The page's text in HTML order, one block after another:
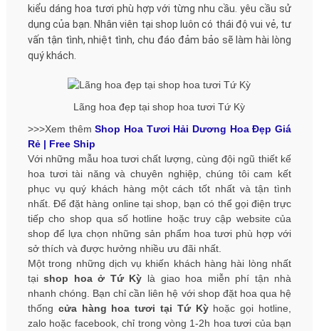
kiểu dáng hoa tươi phù hợp với từng nhu cầu. yêu cầu sử
dụng của bạn. Nhân viên tại shop luôn có thái độ vui vẻ, tư
vấn tận tình, nhiệt tình, chu đáo đảm bảo sẽ làm hài lòng
quý khách.
Lãng hoa đẹp tại shop hoa tươi Tứ Kỳ
>>>Xem thêmShop Hoa Tươi Hải Dương Hoa Đẹp Giá
Rẻ | Free Ship
Với những mẫu hoa tươi chất lượng, cùng đội ngũ thiết kế
hoa tươi tài năng và chuyên nghiệp, chúng tôi cam kết
phục vụ quý khách hàng một cách tốt nhất và tận tình
nhất. Để đặt hàng online tại shop, bạn có thể gọi điện trực
tiếp cho shop qua số hotline hoặc truy cập website của
shop để lựa chọn những sản phẩm hoa tươi phù hợp với
sở thích và được hưởng nhiều ưu đãi nhất.
Một trong những dịch vụ khiến khách hàng hài lòng nhất
tạishop hoa ở Tứ Kỳ là giao hoa miễn phí tận nhà
nhanh chóng. Bạn chỉ cần liên hệ với shop đặt hoa qua hệ
thống cửa hàng hoa tươi tại Tứ Kỳhoặc gọi hotline,
zalo hoặc facebook, chỉ trong vòng 1-2h hoa tươi của bạn